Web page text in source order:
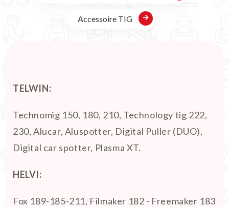
Accessoire TIG
TELWIN:
Technomig 150, 180, 210, Technology tig 222,
230, Alucar, Aluspotter, Digital Puller (DUO),
Digital car spotter, Plasma XT.
HELVI:
Fox 189-185-211, Filmaker 182 - Freemaker 183